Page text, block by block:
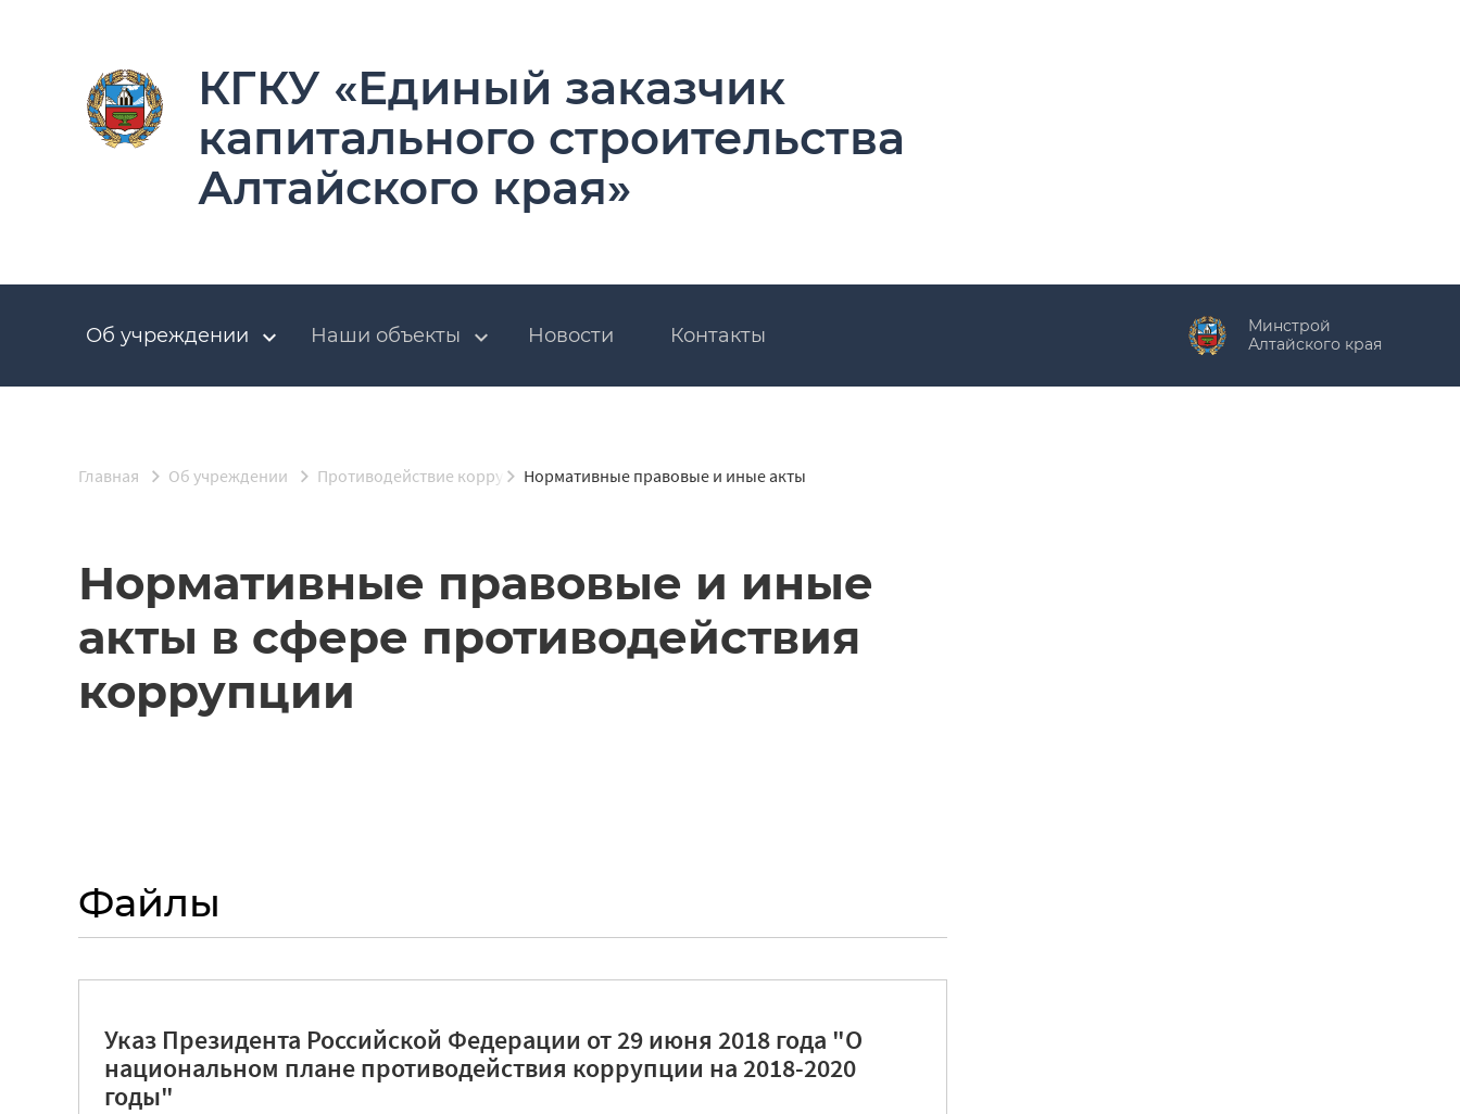
КГКУ «Единый заказчик
капитального строительства
Алтайского края»
Об учреждении Наши объекты Новости Контакты
Минстрой
Алтайского края
Главная Об учреждении Противодействие коррупцииНормативные правовые и иные акты
Нормативные правовые и иные
акты в сфере противодействия
коррупции
Файлы
Указ Президента Российской Федерации от 29 июня 2018 года "О
национальном плане противодействия коррупции на 2018-2020
годы"